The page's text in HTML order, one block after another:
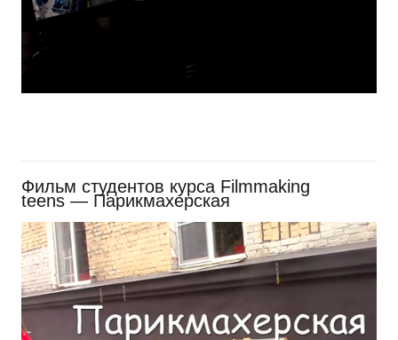
Фильм студентов курса Filmmaking
teens — Парикмахерская